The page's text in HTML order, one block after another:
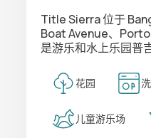
Title Sierra位于
Boat Avenue、
是游乐和水上乐园普
花园
儿童游乐场